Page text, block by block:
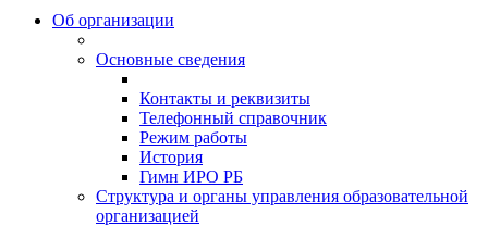
Об организации
Основные сведения
Контакты и реквизиты
Телефонный справочник
Режим работы
История
Гимн ИРО РБ
Структура и органы управления образовательной
организацией